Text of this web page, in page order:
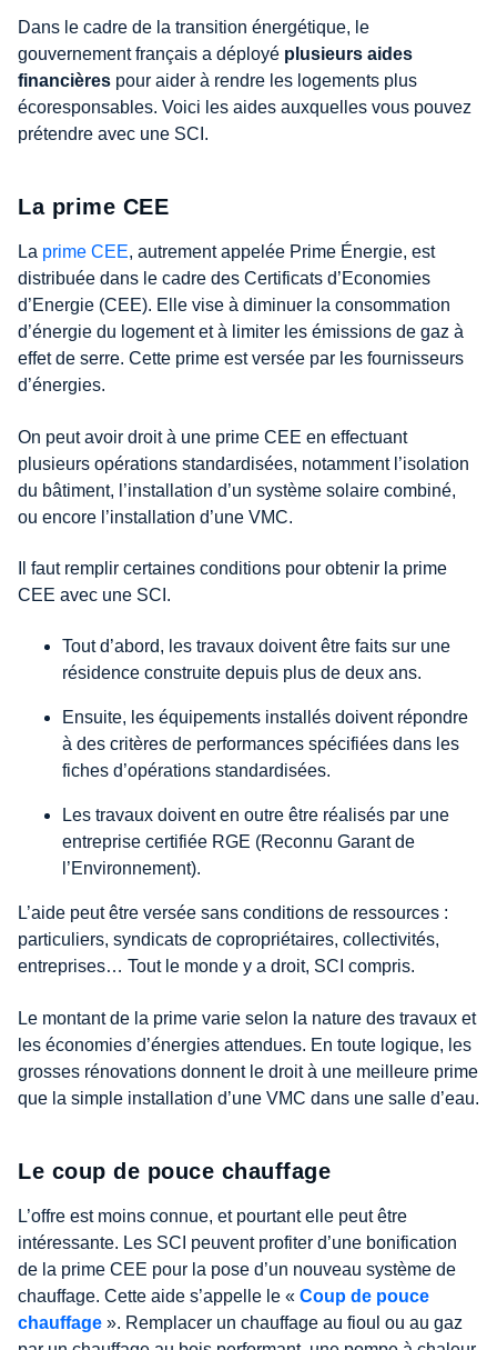
Dans le cadre de la transition énergétique, le
gouvernement français a déployé plusieurs aides
financières pour aider à rendre les logements plus
écoresponsables. Voici les aides auxquelles vous pouvez
prétendre avec une SCI.
La prime CEE
La prime CEE, autrement appelée Prime Énergie, est
distribuée dans le cadre des Certificats d’Economies
d’Energie (CEE). Elle vise à diminuer la consommation
d’énergie du logement et à limiter les émissions de gaz à
effet de serre. Cette prime estversée par les fournisseurs
d’énergies.
On peut avoir droit à une prime CEE en effectuant
plusieurs opérations standardisées, notamment l’isolation
du bâtiment, l’installation d’un système solaire combiné,
ou encore l’installation d’une VMC.
Il faut remplir certaines conditions pour obtenir la prime
CEE avec une SCI.
Tout d’abord, les travaux doivent être faits sur une
résidence construite depuis plus de deux ans.
Ensuite, les équipements installés doivent répondre
à des critères de performances spécifiées dans les
fiches d’opérations standardisées.
Les travaux doivent en outre être réalisés par une
entreprise certifiée RGE (Reconnu Garant de
l’Environnement).
L’aide peut être versée sans conditions de ressources :
particuliers, syndicats de copropriétaires, collectivités,
entreprises… Tout le monde y a droit, SCI compris.
Le montant de la prime varie selon la nature des travaux et
les économies d’énergies attendues. En toute logique, les
grosses rénovations donnent le droit à une meilleure prime
que la simple installation d’une VMC dans une salle d’eau.
Le coup de pouce chauffage
L’offre est moins connue, et pourtant elle peut être
intéressante. Les SCI peuvent profiter d’une bonification
de la prime CEE pour la pose d’un nouveau système de
chauffage. Cette aide s’appelle le « Coup de pouce
chauffage ». Remplacer un chauffage au fioul ou au gaz